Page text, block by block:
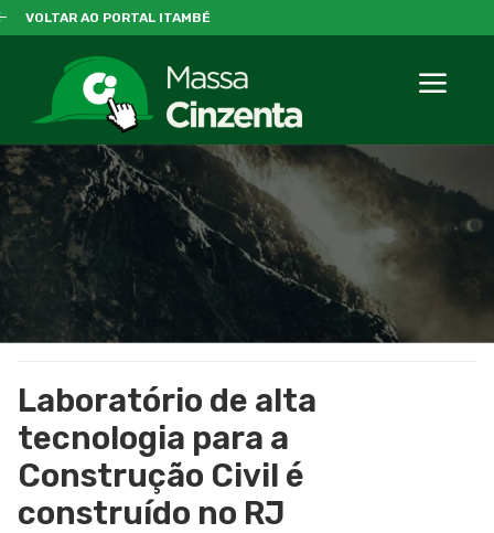
VOLTAR AO PORTAL ITAMBÉ
Laboratório de alta
tecnologia para a
Construção Civil é
construído no RJ